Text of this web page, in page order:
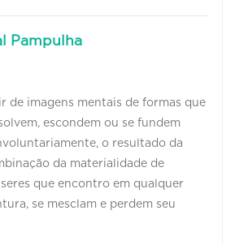
Pampulha
de imagens mentais de formas que
escondem ou se fundem
o resultado da
da materialidade de
que encontro em qualquer
se mesclam e perdem seu